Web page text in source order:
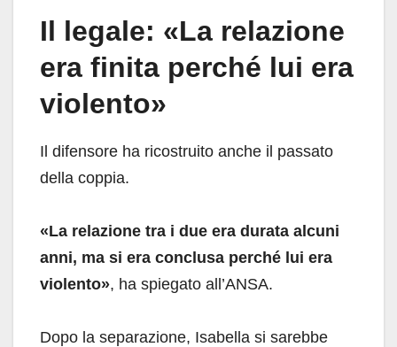
Il legale: «La relazione
era finita perché lui era
violento»
Il difensore ha ricostruito anche il passato
della coppia.
«La relazione tra i due era durata alcuni
anni, ma si era conclusa perché lui era
violento», ha spiegato all’ANSA.
Dopo la separazione, Isabella si sarebbe